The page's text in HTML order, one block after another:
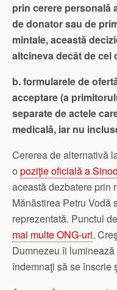
prin cerere personală
de donator sau de
mintale, această
altcineva decât de cel
b. formularele de
acceptare (a
separate de actele
medicală, iar nu
Cererea de alternativă
o poziţie oficială a
această dezbatere prin
Mănăstirea Petru Vodă
reprezentată. Punctul
mai multe ONG-uri.
Dumnezeu îi
îndemnaţi să se înscrie